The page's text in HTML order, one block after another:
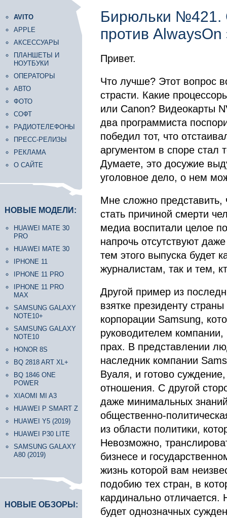
AVITO
APPLE
АКСЕССУАРЫ
ПЛАНШЕТЫ И
НОУТБУКИ
ОПЕРАТОРЫ
АВТО
ФОТО
СОФТ
РАДИОТЕЛЕФОНЫ
ПРЕСС-РЕЛИЗЫ
РЕКЛАМА
О САЙТЕ
НОВЫЕ МОДЕЛИ:
HUAWEI MATE 30
PRO
HUAWEI MATE 30
IPHONE 11
IPHONE 11 PRO
IPHONE 11 PRO
MAX
SAMSUNG GALAXY
NOTE10+
SAMSUNG GALAXY
NOTE10
HONOR 8S
BQ 2818 ART XL+
BQ 1846 ONE
POWER
XIAOMI MI A3
HUAWEI P SMART Z
HUAWEI Y5 (2019)
HUAWEI P30 LITE
SAMSUNG GALAXY
A80 (2019)
НОВЫЕ ОБЗОРЫ:
Бирюльки №421.
против AlwaysOn
Привет.
Что лучше? Этот вопрос
страсти. Какие
или Canon? Видеокарты
два программиста
победил тот, что
аргументом в споре стал
Думаете, это досужие
уголовное дело, о нем
Мне сложно представить,
стать причиной смерти
медиа воспитали целое
напрочь отсутствуют
тем этого выпуска будет
журналистам, так и тем,
Другой пример из
взятке президенту
корпорации Samsung,
руководителем компании,
прах. В представлении
наследник компании
Вуаля, и готово
отношения. С другой
даже минимальных
общественно-
из области политики,
Невозможно,
бизнесе и
жизнь которой вам
подобию тех стран, в
кардинально
будет однозначных